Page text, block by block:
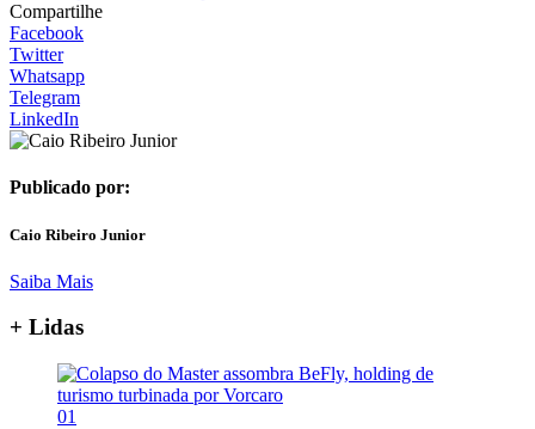
Compartilhe
Facebook
Twitter
Whatsapp
Telegram
LinkedIn
Publicado por:
Caio Ribeiro Junior
Saiba Mais
+ Lidas
01